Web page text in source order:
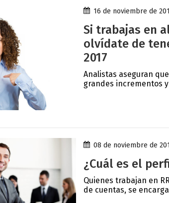
16 de noviembre de
Si trabajas en
olvídate de
2017
Analistas aseguran
grandes incrementos
08 de noviembre de
¿Cuál es el
Quienes trabajan en
de cuentas, se